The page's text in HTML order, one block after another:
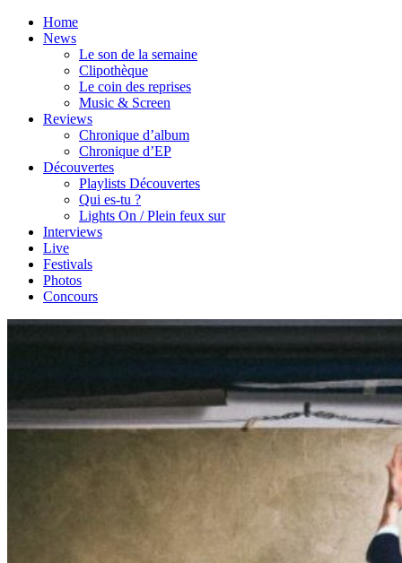
Home
News
Le son de la semaine
Clipothèque
Le coin des reprises
Music & Screen
Reviews
Chronique d’album
Chronique d’EP
Découvertes
Playlists Découvertes
Qui es-tu ?
Lights On / Plein feux sur
Interviews
Live
Festivals
Photos
Concours